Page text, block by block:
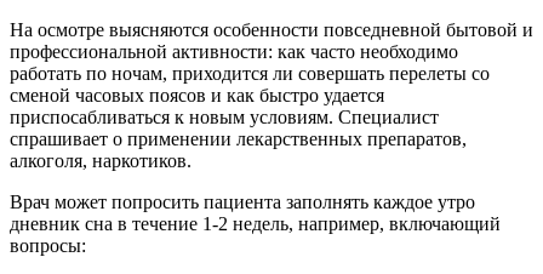
На осмотре выясняются особенности повседневной бытовой и
профессиональной активности: как часто необходимо
работать по ночам, приходится ли совершать перелеты со
сменой часовых поясов и как быстро удается
приспосабливаться к новым условиям. Специалист
спрашивает о применении лекарственных препаратов,
алкоголя, наркотиков.
Врач может попросить пациента заполнять каждое утро
дневник сна в течение 1-2 недель, например, включающий
вопросы: